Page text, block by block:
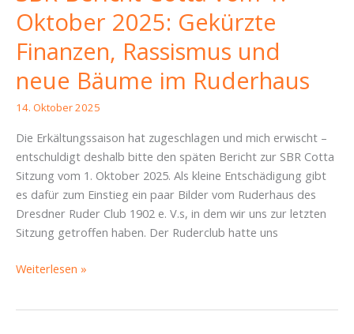
Oktober 2025: Gekürzte
Finanzen, Rassismus und
neue Bäume im Ruderhaus
14. Oktober 2025
Die Erkältungssaison hat zugeschlagen und mich erwischt –
entschuldigt deshalb bitte den späten Bericht zur SBR Cotta
Sitzung vom 1. Oktober 2025. Als kleine Entschädigung gibt
es dafür zum Einstieg ein paar Bilder vom Ruderhaus des
Dresdner Ruder Club 1902 e. V.s, in dem wir uns zur letzten
Sitzung getroffen haben. Der Ruderclub hatte uns
SBR-
Weiterlesen »